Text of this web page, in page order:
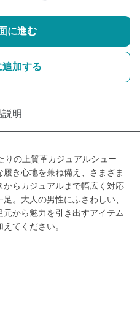
に進む
追加する
明
りの上質革カジュアルシュー
き心地を兼ね備え、さまざま
らカジュアルまで幅広く対応
。大人の男性にふさわしい、
から魅力を引き出すアイテム
てください。